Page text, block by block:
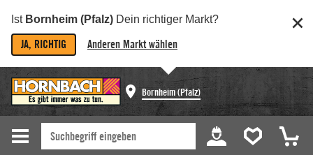
Ist Bornheim (Pfalz) Dein richtiger Markt?
JA, RICHTIG Anderen Markt wählen
Bornheim (Pfalz)